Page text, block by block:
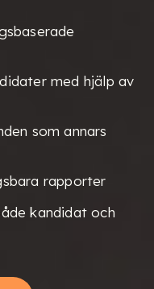
med hjälp av
som annars
rapporter
kandidat och